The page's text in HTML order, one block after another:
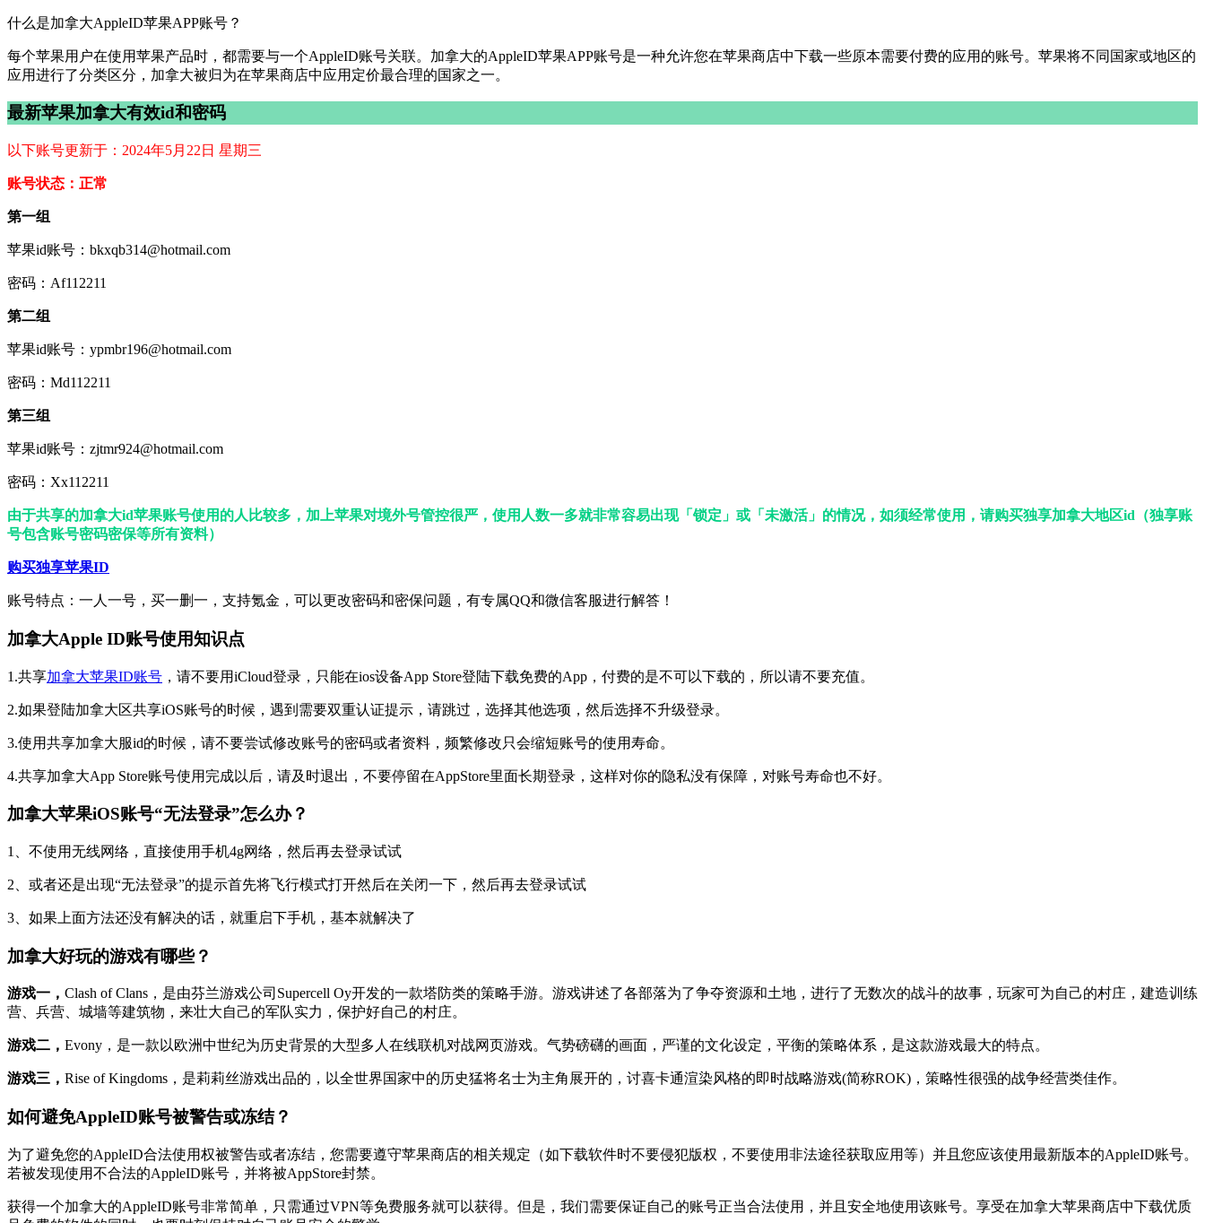
什么是加拿大AppleID苹果APP账号？
每个苹果用户在使用苹果产品时，都需要与一个AppleID账号关联。加拿大的AppleID苹果APP账号是一种允许您在苹果商店中下载一些原本需要付费的应用的账号。苹果将不同国家或地区的
应用进行了分类区分，加拿大被归为在苹果商店中应用定价最合理的国家之一。
最新苹果加拿大有效id和密码
以下账号更新于：2024年5月22日 星期三
账号状态：正常
第一组
苹果id账号：bkxqb314@hotmail.com
密码：Af112211
第二组
苹果id账号：ypmbr196@hotmail.com
密码：Md112211
第三组
苹果id账号：zjtmr924@hotmail.com
密码：Xx112211
由于共享的加拿大id苹果账号使用的人比较多，加上苹果对境外号管控很严，使用人数一多就非常容易出现「锁定」或「未激活」的情况，如须经常使用，请购买独享加拿大地区id（独享账
号包含账号密码密保等所有资料）
购买独享苹果ID
账号特点：一人一号，买一删一，支持氪金，可以更改密码和密保问题，有专属QQ和微信客服进行解答！
加拿大Apple ID账号使用知识点
1.共享加拿大苹果ID账号 ，请不要用iCloud登录，只能在ios设备App Store登陆下载免费的App，付费的是不可以下载的，所以请不要充值。
2.如果登陆加拿大区共享iOS账号的时候，遇到需要双重认证提示，请跳过，选择其他选项，然后选择不升级登录。
3.使用共享加拿大服id的时候，请不要尝试修改账号的密码或者资料，频繁修改只会缩短账号的使用寿命。
4.共享加拿大App Store账号使用完成以后，请及时退出，不要停留在AppStore里面长期登录，这样对你的隐私没有保障，对账号寿命也不好。
加拿大苹果iOS账号“无法登录”怎么办？
1、不使用无线网络，直接使用手机4g网络，然后再去登录试试
2、或者还是出现“无法登录”的提示首先将飞行模式打开然后在关闭一下，然后再去登录试试
3、如果上面方法还没有解决的话，就重启下手机，基本就解决了
加拿大好玩的游戏有哪些？
游戏一， Clash of Clans，是由芬兰游戏公司Supercell Oy开发的一款塔防类的策略手游。游戏讲述了各部落为了争夺资源和土地，进行了无数次的战斗的故事，玩家可为自己的村庄，建造训练
营、兵营、城墙等建筑物，来壮大自己的军队实力，保护好自己的村庄。
游戏二， Evony，是一款以欧洲中世纪为历史背景的大型多人在线联机对战网页游戏。气势磅礴的画面，严谨的文化设定，平衡的策略体系，是这款游戏最大的特点。
游戏三， Rise of Kingdoms，是莉莉丝游戏出品的，以全世界国家中的历史猛将名士为主角展开的，讨喜卡通渲染风格的即时战略游戏(简称ROK)，策略性很强的战争经营类佳作。
如何避免AppleID账号被警告或冻结？
为了避免您的AppleID合法使用权被警告或者冻结，您需要遵守苹果商店的相关规定（如下载软件时不要侵犯版权，不要使用非法途径获取应用等）并且您应该使用最新版本的AppleID账号。
若被发现使用不合法的AppleID账号，并将被AppStore封禁。
获得一个加拿大的AppleID账号非常简单，只需通过VPN等免费服务就可以获得。但是，我们需要保证自己的账号正当合法使用，并且安全地使用该账号。享受在加拿大苹果商店中下载优质